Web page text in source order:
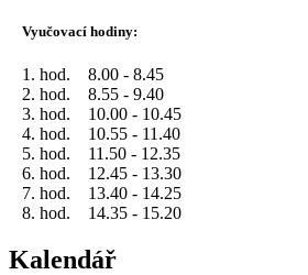
Vyučovací hodiny:
1. hod. 8.00 - 8.45
2. hod. 8.55 - 9.40
3. hod. 10.00 - 10.45
4. hod. 10.55 - 11.40
5. hod. 11.50 - 12.35
6. hod. 12.45 - 13.30
7. hod. 13.40 - 14.25
8. hod. 14.35 - 15.20
Kalendář